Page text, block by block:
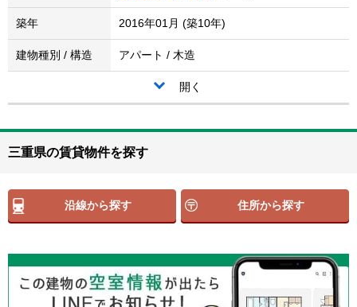
築年 2016年01月 (築10年)
建物種別 / 構造 アパート / 木造
開く
三重県の賃貸物件を探す
沿線から探す 住所から探す